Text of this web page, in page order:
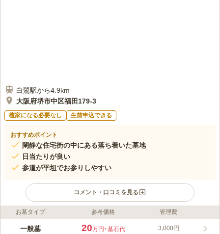
白鷺駅から4.9km
大阪府堺市中区福田179-3
檀家になる必要なし 生前申込できる
おすすめポイント
閑静な住宅街の中にある落ち着いた墓地
日当たりが良い
参道が平坦でお参りしやすい
コメント・口コミを見る
ライフドット編集部のコメント
福町墓地は、大阪府堺市にある広々とした共同墓地です。目の前
お墓タイプ 参考価格 管理費
一般墓 20万円+墓石代 3,000円